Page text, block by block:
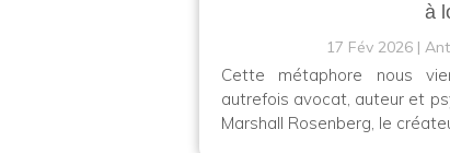
à
17 Fév 2026
Cette métaphore nous
autrefois avocat, auteur et
Marshall Rosenberg, le